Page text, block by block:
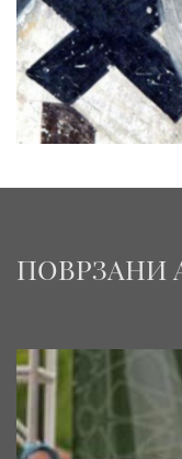
ПОВРЗАНИ